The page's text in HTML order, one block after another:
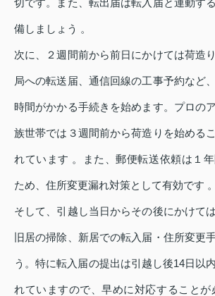
備しましょう 。
次に、２週間前から前日にかけては荷造
局への転送届、通信回線の工事予約など
時間がかかる手続きを始めます。プロの
族世帯では３週間前から荷造りを始める
れています 。また、郵便転送依頼は１
ため、住所変更漏れ対策として有効です 。
そして、引越し当日からその後にかけて
旧居の掃除、新居での転入届・住所変更
う。特に転入届の提出は引越し後14日以
れていますので、早めに対応することが